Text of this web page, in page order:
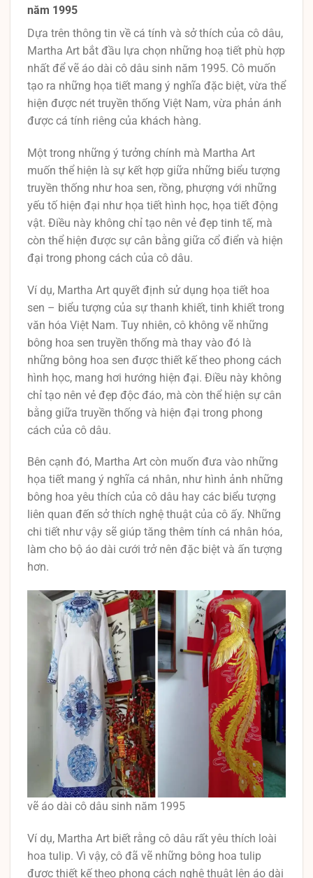
năm 1995
Dựa trên thông tin về cá tính và sở thích của cô dâu,
Martha Art bắt đầu lựa chọn những hoạ tiết phù hợp
nhất để vẽ áo dài cô dâu sinh năm 1995. Cô muốn
tạo ra những họa tiết mang ý nghĩa đặc biệt, vừa thể
hiện được nét truyền thống Việt Nam, vừa phản ánh
được cá tính riêng của khách hàng.
Một trong những ý tưởng chính mà Martha Art
muốn thể hiện là sự kết hợp giữa những biểu tượng
truyền thống như hoa sen, rồng, phượng với những
yếu tố hiện đại như họa tiết hình học, họa tiết động
vật. Điều này không chỉ tạo nên vẻ đẹp tinh tế, mà
còn thể hiện được sự cân bằng giữa cổ điển và hiện
đại trong phong cách của cô dâu.
Ví dụ, Martha Art quyết định sử dụng họa tiết hoa
sen – biểu tượng của sự thanh khiết, tinh khiết trong
văn hóa Việt Nam. Tuy nhiên, cô không vẽ những
bông hoa sen truyền thống mà thay vào đó là
những bông hoa sen được thiết kế theo phong cách
hình học, mang hơi hướng hiện đại. Điều này không
chỉ tạo nên vẻ đẹp độc đáo, mà còn thể hiện sự cân
bằng giữa truyền thống và hiện đại trong phong
cách của cô dâu.
Bên cạnh đó, Martha Art còn muốn đưa vào những
họa tiết mang ý nghĩa cá nhân, như hình ảnh những
bông hoa yêu thích của cô dâu hay các biểu tượng
liên quan đến sở thích nghệ thuật của cô ấy. Những
chi tiết như vậy sẽ giúp tăng thêm tính cá nhân hóa,
làm cho bộ áo dài cưới trở nên đặc biệt và ấn tượng
hơn.
vẽ áo dài cô dâu sinh năm 1995
Ví dụ, Martha Art biết rằng cô dâu rất yêu thích loài
hoa tulip. Vì vậy, cô đã vẽ những bông hoa tulip
được thiết kế theo phong cách nghệ thuật lên áo dài